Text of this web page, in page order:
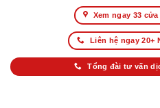
Xem ngay 33
Liên hệ ngay 20+
Tổng đài tư vấn